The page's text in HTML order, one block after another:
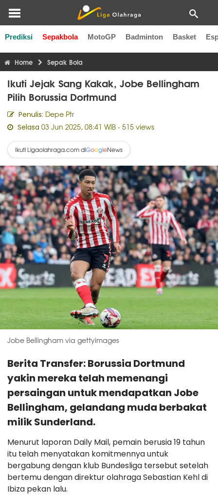
Prediksi Sepakbola MotoGP Badminton Basket
Liga Inggris Liga Italia Liga Spanyol Liga Perancis
Home Sepak Bola
Ikuti Jejak Sang Kakak, Jobe Bellingham
Pilih Borussia Dortmund
Penulis: Depe Ptr
Selasa 03 Jun 2025, 08:41 WIB - 515 views
Ikuti Ligaolahraga.com diGoogleNews
Jobe Bellingham via gettyimages
Berita Transfer: Borussia Dortmund
yakin mereka telah memenangi
persaingan untuk mendapatkan Jobe
Bellingham, gelandang muda berbakat
milik Sunderland.
Menurut laporan Daily Mail, pemain berusia 19 tahun
itu telah menyatakan komitmennya untuk
bergabung dengan klub Bundesliga tersebut setelah
bertemu dengan direktur olahraga Sebastian Kehl di
Ibiza pekan lalu.